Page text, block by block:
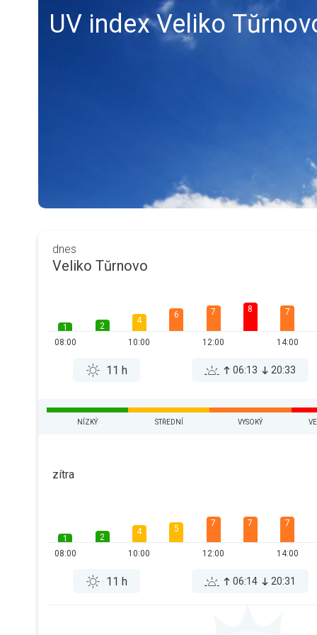
UV index Veliko
dnes
Veliko Tŭrnovo
1
08:00
2
4
10:00
6 7
12:00
8 7
14:00
11 h 06:13 20:33
NÍZKÝ STŘEDNÍ VYSOKÝ
zítra
1
08:00
2
4
10:00
5
7
12:00
7 7
14:00
11 h 06:14 20:31